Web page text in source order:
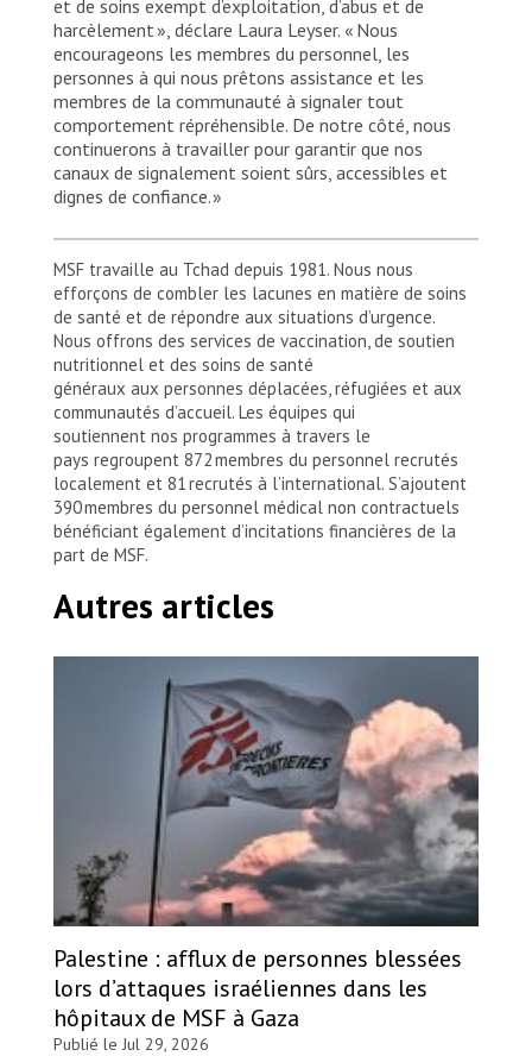
et de soins exempt d’exploitation, d’abus et de
harcèlement », déclare Laura Leyser. « Nous
encourageons les membres du personnel, les
personnes à qui nous prêtons assistance et les
membres de la communauté à signaler tout
comportement répréhensible. De notre côté, nous
continuerons à travailler pour garantir que nos
canaux de signalement soient sûrs, accessibles et
dignes de confiance. »
MSF travaille au Tchad depuis 1981. Nous nous
efforçons de combler les lacunes en matière de soins
de santé et de répondre aux situations d’urgence.
Nous offrons des services de vaccination, de soutien
nutritionnel et des soins de santé
généraux aux personnes déplacées, réfugiées et aux
communautés d’accueil. Les équipes qui
soutiennent nos programmes à travers le
pays regroupent 872 membres du personnel recrutés
localement et 81 recrutés à l’international. S’ajoutent
390 membres du personnel médical non contractuels
bénéficiant également d’incitations financières de la
part de MSF.
Autres articles
Palestine : afflux de personnes blessées
lors d’attaques israéliennes dans les
hôpitaux de MSF à Gaza
Publié le Jul 29, 2026